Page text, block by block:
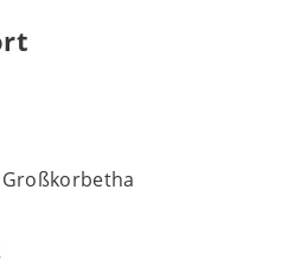
Großkorbetha